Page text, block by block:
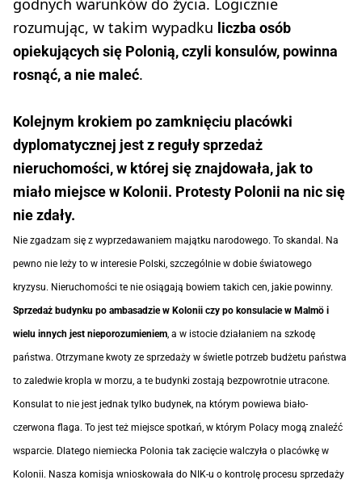
godnych warunków do życia. Logicznie
rozumując, w takim wypadku liczba osób
opiekujących się Polonią, czyli konsulów, powinna
rosnąć, a nie maleć.
Kolejnym krokiem po zamknięciu placówki
dyplomatycznej jest z reguły sprzedaż
nieruchomości, w której się znajdowała, jak to
miało miejsce w Kolonii. Protesty Polonii na nic się
nie zdały.
Nie zgadzam się z wyprzedawaniem majątku narodowego. To skandal. Na
pewno nie leży to w interesie Polski, szczególnie w dobie światowego
kryzysu. Nieruchomości te nie osiągają bowiem takich cen, jakie powinny.
Sprzedaż budynku po ambasadzie w Kolonii czy po konsulacie w Malmö i
wielu innych jest nieporozumieniem, a w istocie działaniem na szkodę
państwa. Otrzymane kwoty ze sprzedaży w świetle potrzeb budżetu państwa
to zaledwie kropla w morzu, a te budynki zostają bezpowrotnie utracone.
Konsulat to nie jest jednak tylko budynek, na którym powiewa biało-
czerwona flaga. To jest też miejsce spotkań, w którym Polacy mogą znaleźć
wsparcie. Dlatego niemiecka Polonia tak zacięcie walczyła o placówkę w
Kolonii. Nasza komisja wnioskowała do NIK-u o kontrolę procesu sprzedaży